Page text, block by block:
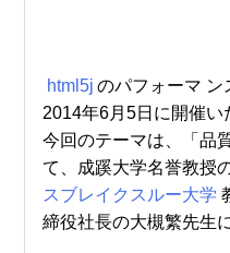
html5j のパフォーマ ン
2014年6月5日に開催い
今回のテーマは、「品
て、成蹊大学名誉教授
スブレイクスルー大学
締役社長の大槻繁先生